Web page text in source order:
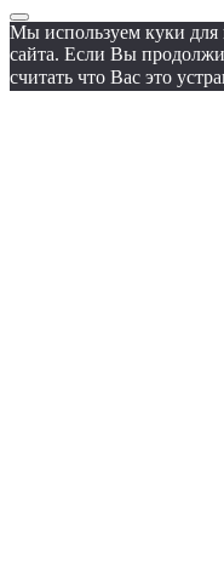
Мы используем куки для
сайта. Если Вы
считать что Вас это